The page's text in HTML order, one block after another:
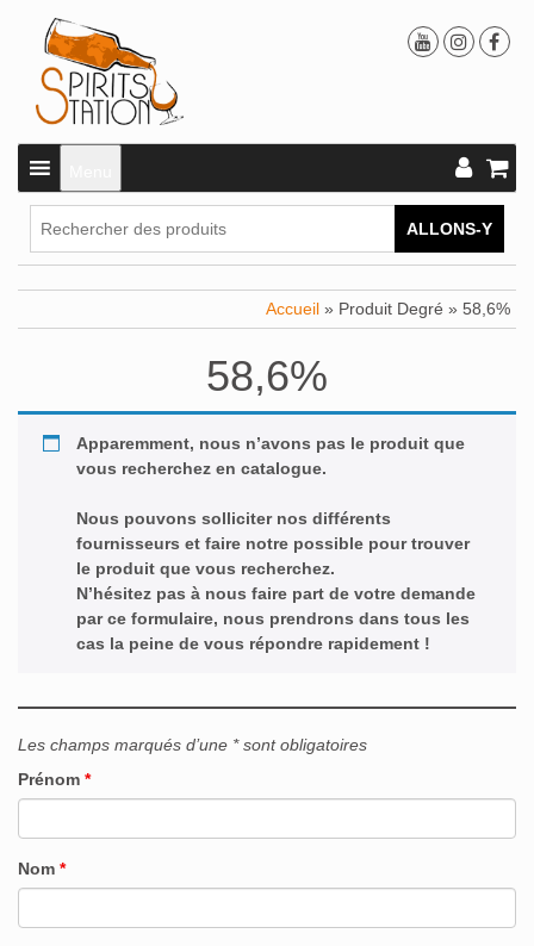
ALLONS-Y
Accueil » Produit Degré » 58,6%
58,6%
Apparemment, nous n’avons pas le produit que
vous recherchez en catalogue.
Nous pouvons solliciter nos différents
fournisseurs et faire notre possible pour trouver
le produit que vous recherchez.
N’hésitez pas à nous faire part de votre demande
par ce formulaire, nous prendrons dans tous les
cas la peine de vous répondre rapidement !
Les champs marqués d’une * sont obligatoires
Prénom *
Nom *